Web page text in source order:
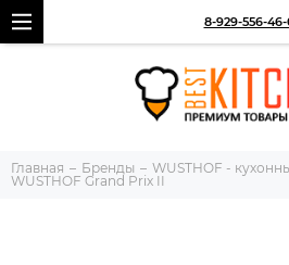
8-929-556-46-
Главная Бренды WUSTHOF -
WUSTHOF Grand Prix II